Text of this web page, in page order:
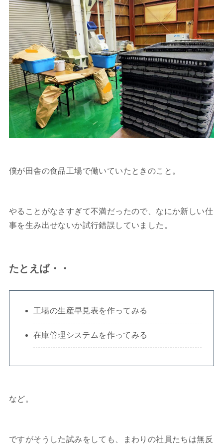
僕が田舎の食品工場で働いていたときのこと。
やることがなさすぎて不満だったので、なにか新しい仕
事を生み出せないか試行錯誤していました。
たとえば・・
工場の生産早見表を作ってみる
在庫管理システムを作ってみる
など。
ですがそうした試みをしても、まわりの社員たちは無反